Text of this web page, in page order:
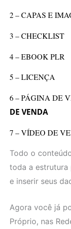
2 – CAPAS E
3 – CHECKLIST
4 – EBOOK PLR
5 – LICENÇA
6 – PÁGINA DE
DE VENDA
7 – VÍDEO DE
Todo o
toda a
e inserir seus
Agora você já
Próprio, nas